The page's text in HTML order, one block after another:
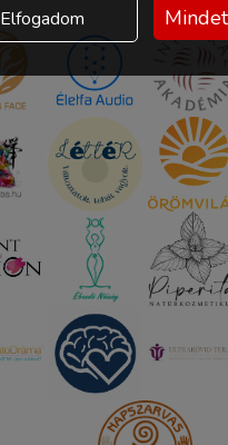
Elfogadom